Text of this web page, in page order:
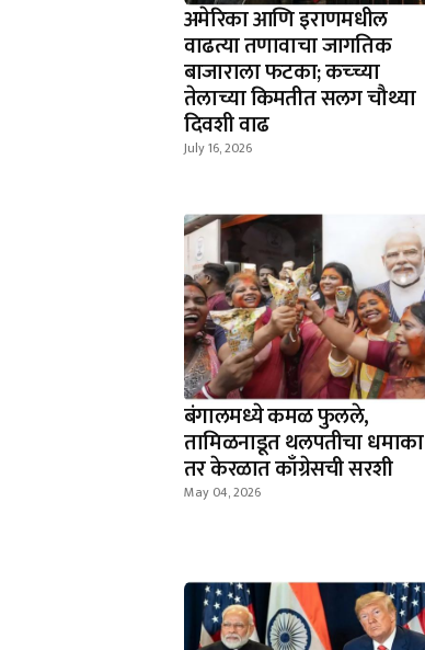
अमेरिका आणि इराणमधील
वाढत्या तणावाचा जागतिक
बाजाराला फटका; कच्च्या
तेलाच्या किमतीत सलग चौथ्या
दिवशी वाढ
July 16, 2026
बंगालमध्ये कमळ फुलले,
तामिळनाडूत थलपतीचा धमाका
तर केरळात काँग्रेसची सरशी
May 04, 2026